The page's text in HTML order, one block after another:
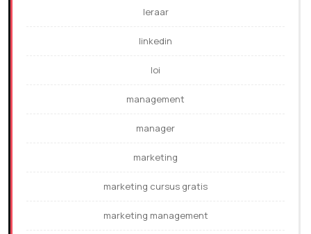
leraar
linkedin
loi
management
manager
marketing
marketing cursus gratis
marketing management